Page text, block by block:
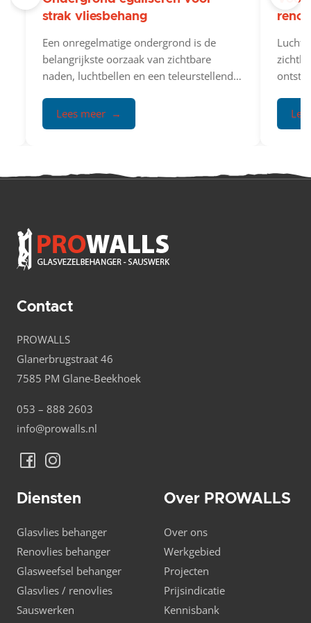
strak vliesbehang
Een onregelmatige ondergrond is de
belangrijkste oorzaak van zichtbare
naden, luchtbellen en een teleurstellend
vliesbehang....
Lees meer
Contact
PROWALLS
Glanerbrugstraat 46
7585 PM Glane-Beekhoek
053 – 888 2603
info@prowalls.nl
Diensten
Glasvlies behanger
Renovlies behanger
Glasweefsel behanger
Glasvlies / renovlies
Sauswerken
Over PROWALLS
Over ons
Werkgebied
Projecten
Prijsindicatie
Kennisbank